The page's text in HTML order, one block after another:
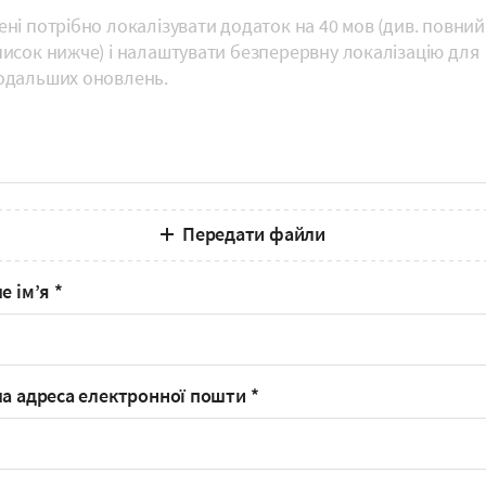
Передати файли
ім’я *
адреса електронної пошти *